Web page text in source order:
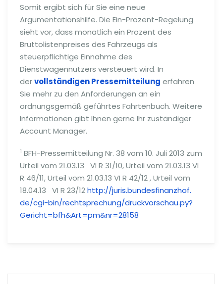
Somit ergibt sich für Sie eine neue
Argumentationshilfe. Die Ein-Prozent-Regelung
sieht vor, dass monatlich ein Prozent des
Bruttolistenpreises des Fahrzeugs als
steuerpflichtige Einnahme des
Dienstwagennutzers versteuert wird. In
dervollständigen Pressemitteilung erfahren
Sie mehr zu den Anforderungen an ein
ordnungsgemäß geführtes Fahrtenbuch. Weitere
Informationen gibt Ihnen gerne Ihr zuständiger
Account Manager.
1 BFH-Pressemitteilung Nr. 38 vom 10. Juli 2013 zum
Urteil vom 21.03.13 VI R 31/10, Urteil vom 21.03.13 VI
R 46/11, Urteil vom 21.03.13 VI R 42/12 , Urteil vom
18.04.13 VI R 23/12http://juris.bundesfinanzhof.
de/cgi-bin/rechtsprechung/druckvorschau.py?
Gericht=bfh&Art=pm&nr=28158